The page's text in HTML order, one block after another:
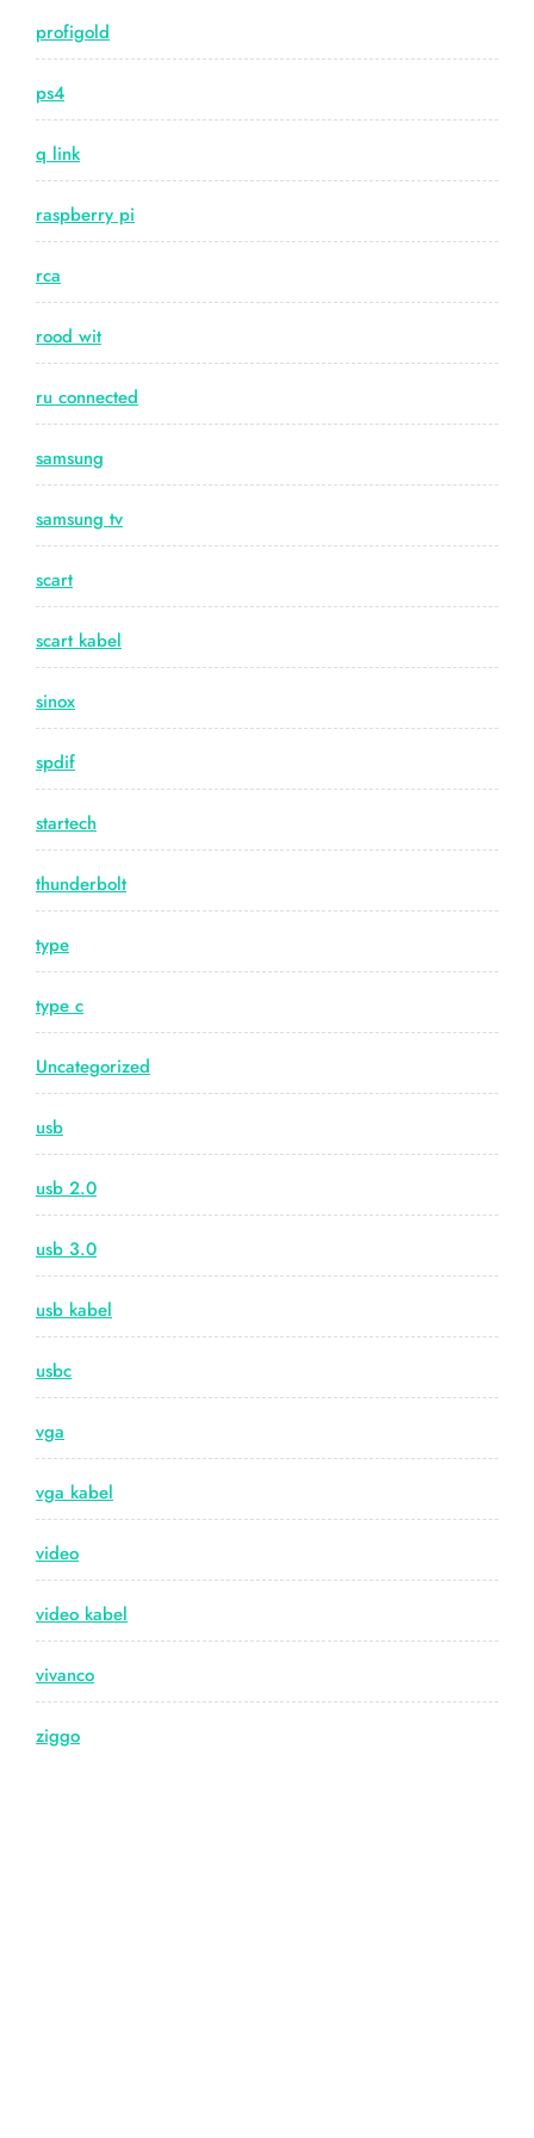
profigold
ps4
q link
raspberry pi
rca
rood wit
ru connected
samsung
samsung tv
scart
scart kabel
sinox
spdif
startech
thunderbolt
type
type c
Uncategorized
usb
usb 2.0
usb 3.0
usb kabel
usbc
vga
vga kabel
video
video kabel
vivanco
ziggo